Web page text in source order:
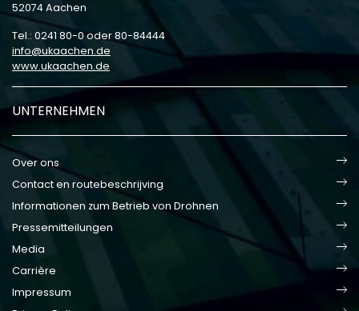
52074 Aachen
Tel.: 0241 80-0 oder 80-84444
info
ukaachen de
www.ukaachen.de
UNTERNEHMEN
Over ons
Contact en routebeschrijving
Informationen zum Betrieb von Drohnen
Pressemitteilungen
Media
Carrière
Impressum